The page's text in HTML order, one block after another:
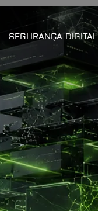
SEGURANÇA DIGITAL